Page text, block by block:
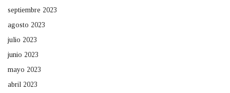
septiembre 2023
agosto 2023
julio 2023
junio 2023
mayo 2023
abril 2023